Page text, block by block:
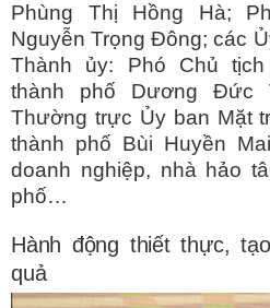
Phùng Thị Hồng Hà;
Nguyễn Trọng Đông; các
Thành ủy: Phó Chủ
thành phố Dương Đức
Thường trực Ủy ban Mặt
thành phố Bùi Huyền
doanh nghiệp, nhà hảo
phố…
Hành động thiết thực,
quả